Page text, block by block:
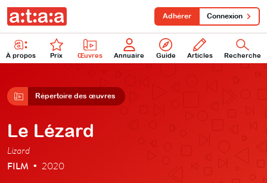
À propos Prix Œuvres Annuaire Guide Articles Recherche
Adhérer Connexion
Répertoire des œuvres
Le Lézard
Lizard
FILM • 2020